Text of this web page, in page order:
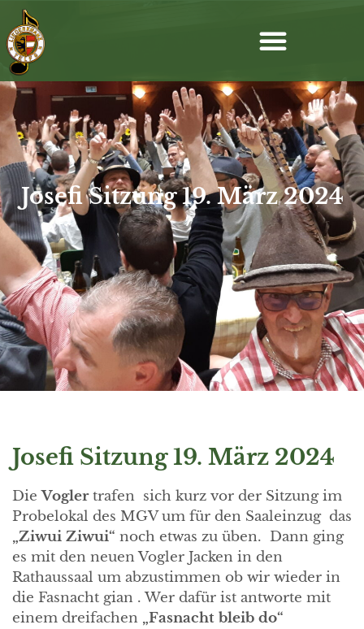
Josefi Sitzung 19. März 2024
Josefi Sitzung 19. März 2024
DieVoglertrafen sich kurz vor der Sitzung im
Probelokal des MGV um für den Saaleinzug das
„Ziwui Ziwui“ noch etwas zu üben. Dann ging
es mit den neuen Vogler Jacken in den
Rathaussaal um abzustimmen ob wir wieder in
die Fasnacht gian . Wer dafür ist antworte mit
einem dreifachen „Fasnacht bleib do“